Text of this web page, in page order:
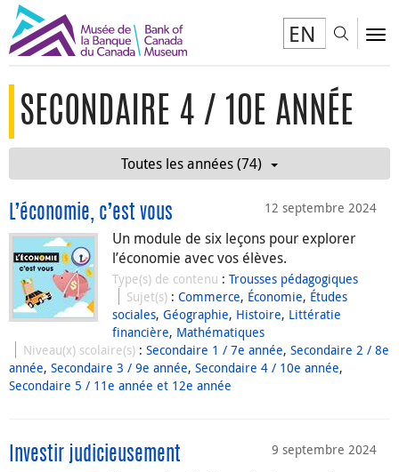
EN
SECONDAIRE 4 / 10E ANNÉE
Toutes les années (74)
12 septembre 2024
L’économie, c’est vous
Un module de six leçons pour explorer
l’économie avec vos élèves.
Type(s) de contenu : Trousses pédagogiques
Sujet(s) :Commerce, Économie, Études
sociales, Géographie, Histoire, Littératie
financière, Mathématiques
Niveau(x) scolaire(s) :Secondaire 1 / 7e année,Secondaire 2 / 8e
année, Secondaire 3 / 9e année, Secondaire 4 / 10e année,
Secondaire 5 / 11e année et 12e année
9 septembre 2024
Investir judicieusement